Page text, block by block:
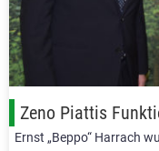
Zeno Piattis
Ernst „Beppo“ Harrach